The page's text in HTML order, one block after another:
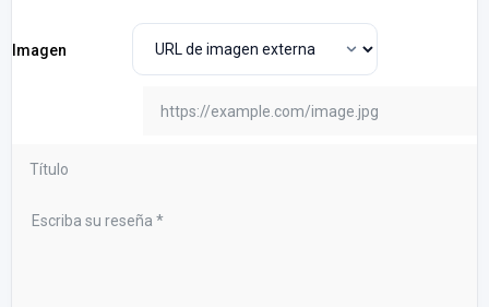
Imagen